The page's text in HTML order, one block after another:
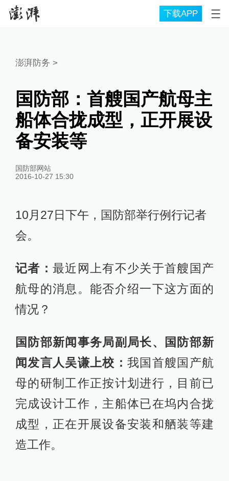
下载APP
澎湃防务 >
国防部：首艘国产航母主
船体合拢成型，正开展设
备安装等
国防部网站
2016-10-27 15:30
10月27日下午，国防部举行例行记者
会。
记者： 最近网上有不少关于首艘国产
航母的消息。能否介绍一下这方面的
情况？
国防部新闻事务局副局长、国防部新
闻发言人吴谦上校：我国首艘国产航
母的研制工作正按计划进行，目前已
完成设计工作，主船体已在坞内合拢
成型，正在开展设备安装和舾装等建
造工作。